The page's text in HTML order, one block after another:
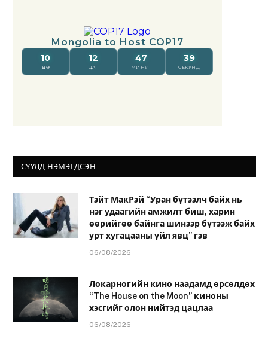
СҮҮЛД НЭМЭГДСЭН
Тэйт МакРэй “Уран бүтээлч байх нь
нэг удаагийн амжилт биш, харин
өөрийгөө байнга шинээр бүтээж байх
урт хугацааны үйл явц” гэв
06/08/2026
Локарногийн кино наадамд өрсөлдөх
“The House on the Moon” киноны
хэсгийг олон нийтэд цацлаа
06/08/2026